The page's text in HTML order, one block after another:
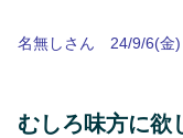
名無しさん 24/9/6(金)
むしろ味方に欲